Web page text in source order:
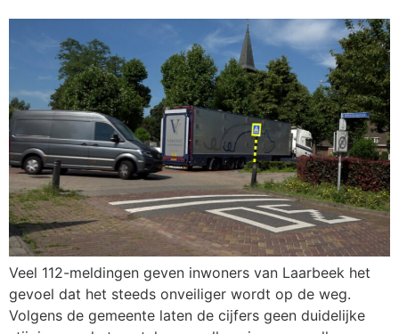
Veel 112-meldingen geven inwoners van Laarbeek het
gevoel dat het steeds onveiliger wordt op de weg.
Volgens de gemeente laten de cijfers geen duidelijke